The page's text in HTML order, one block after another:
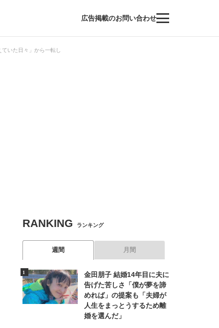
広告掲載のお問い合わせ
いた日々」から一転し
RANKING ランキング
週間 月間
金田朋子 結婚14年目に夫に
告げた苦しさ「僕が夢を諦
めれば」の提案も「夫婦が
人生をまっとうするため離
婚を選んだ」